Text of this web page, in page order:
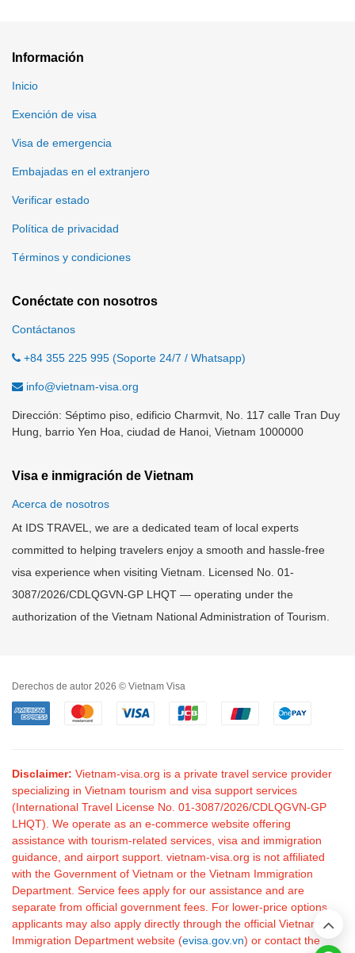
Información
Inicio
Exención de visa
Visa de emergencia
Embajadas en el extranjero
Verificar estado
Política de privacidad
Términos y condiciones
Conéctate con nosotros
Contáctanos
+84 355 225 995 (Soporte 24/7 / Whatsapp)
info@vietnam-visa.org
Dirección: Séptimo piso, edificio Charmvit, No. 117 calle Tran Duy
Hung, barrio Yen Hoa, ciudad de Hanoi, Vietnam 1000000
Visa e inmigración de Vietnam
Acerca de nosotros
At IDS TRAVEL, we are a dedicated team of local experts
committed to helping travelers enjoy a smooth and hassle-free
visa experience when visiting Vietnam. Licensed No. 01-
3087/2026/CDLQGVN-GP LHQT — operating under the
authorization of the Vietnam National Administration of Tourism.
Derechos de autor 2026 © Vietnam Visa
Disclaimer: Vietnam-visa.org is a private travel service provider
specializing in Vietnam tourism and visa support services
(International Travel License No. 01-3087/2026/CDLQGVN-GP
LHQT). We operate as an e-commerce website offering
assistance with tourism-related services, visa and immigration
guidance, and airport support. vietnam-visa.org is not affiliated
with the Government of Vietnam or the Vietnam Immigration
Department. Service fees apply for our assistance and are
separate from official government fees. For lower-price options,
applicants may also apply directly through the official Vietnam
Immigration Department website (evisa.gov.vn) or contact the